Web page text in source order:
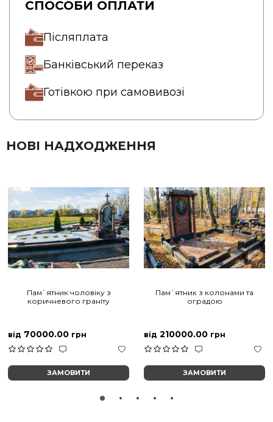
СПОСОБИ ОПЛАТИ
Післяплата
Банківський переказ
Готівкою при самовивозі
НОВІ НАДХОДЖЕННЯ
Пам`ятник чоловіку з
коричневого граніту
від 70000.00 грн
ЗАМОВИТИ
Пам`ятник з колонами та
оградою
від 210000.00 грн
ЗАМОВИТИ